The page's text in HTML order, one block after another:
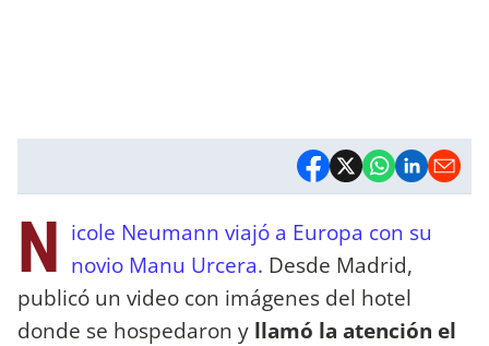
N icole Neumann viajó a Europa con su
novio Manu Urcera. Desde Madrid,
publicó un video con imágenes del hotel
donde se hospedaron y llamó la atención el